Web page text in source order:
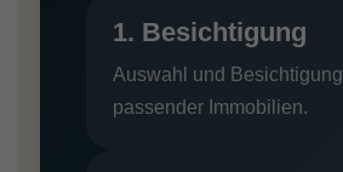
1. Besichtigung
Auswahl und Besichtigung
passender Immobilien.